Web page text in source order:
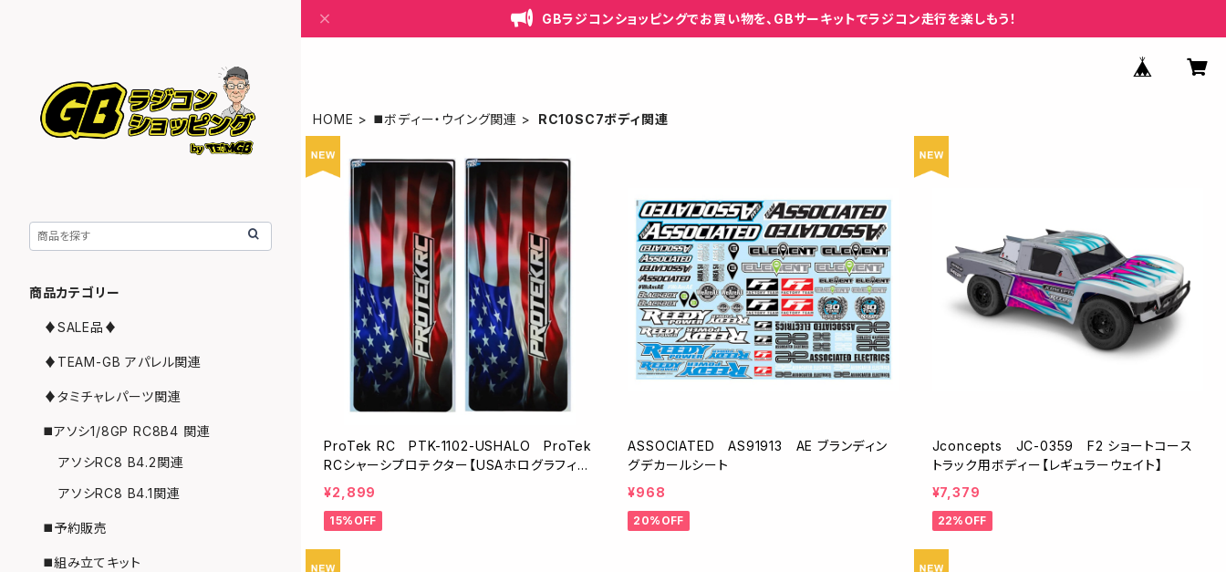
GBラジコンショッピングでお買い物を、GBサーキットでラジコン走行を楽しもう！
HOME ◼️ボディー・ウイング関連 RC10SC7ボディ関連
ProTek RC PTK-1102-USHALO ProTek
RCシャーシプロテクター【USAホログラフィッ
ク/フリーカット/125×335mm/2枚入】
¥2,899
15%OFF
ASSOCIATED AS91913 AE ブランディン
グデカールシート
¥968
20%OFF
Jconcepts JC-0359 F2 ショートコース
トラック用ボディー【レギュラーウェイト】
¥7,379
22%OFF
商品カテゴリー
♦︎SALE品♦︎
♦︎TEAM-GB アパレル関連
♦︎タミチャレパーツ関連
◼️アソシ1/8GP RC8B4 関連
アソシRC8 B4.2関連
アソシRC8 B4.1関連
◼️予約販売
◼️組み立てキット